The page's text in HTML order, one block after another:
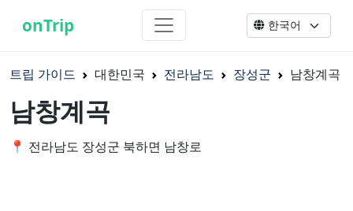
onTrip
트립 가이드 대한민국 전라남도 장성군 남창계곡
남창계곡
📍 전라남도 장성군 북하면 남창로